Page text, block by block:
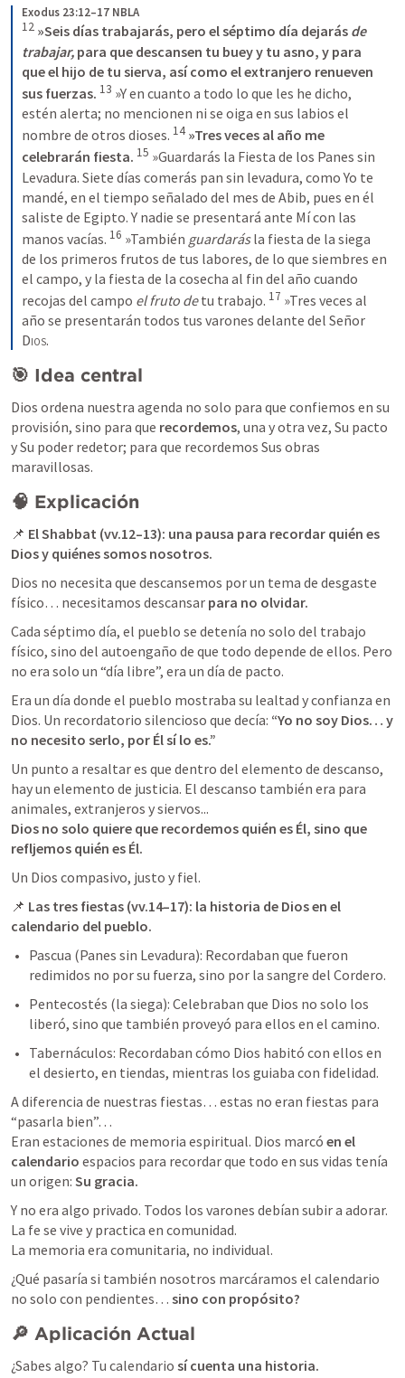
Exodus 23:12–17 NBLA
12 »Seis días trabajarás, pero el séptimo día dejarás de
trabajar, para que descansen tu buey y tu asno, y para
que el hijo de tu sierva, así como el extranjero renueven
sus fuerzas. 13 »Y en cuanto a todo lo que les he dicho,
estén alerta; no mencionen ni se oiga en sus labios el
nombre de otros dioses. 14 »Tres veces al año me
celebrarán fiesta. 15 »Guardarás la Fiesta de los Panes sin
Levadura. Siete días comerás pan sin levadura, como Yo te
mandé, en el tiempo señalado del mes de Abib, pues en él
saliste de Egipto. Y nadie se presentará ante Mí con las
manos vacías. 16 »También guardarás la fiesta de la siega
de los primeros frutos de tus labores, de lo que siembres en
el campo, y la fiesta de la cosecha al fin del año cuando
recojas del campo el fruto de tu trabajo. 17 »Tres veces al
Dios.
🎯 Idea central
Dios ordena nuestra agenda no solo para que confiemos en su
provisión, sino para que recordemos, una y otra vez, Su pacto
y Su poder redetor; para que recordemos Sus obras
maravillosas.
🧠 Explicación
📌 El Shabbat (vv.12–13): una pausa para recordar quién es
Dios y quiénes somos nosotros.
Dios no necesita que descansemos por un tema de desgaste
físico… necesitamos descansar para no olvidar.
Cada séptimo día, el pueblo se detenía no solo del trabajo
físico, sino del autoengaño de que todo depende de ellos. Pero
no era solo un “día libre”, era un día de pacto.
Era un día donde el pueblo mostraba su lealtad y confianza en
Dios. Un recordatorio silencioso que decía: “Yo no soy Dios… y
no necesito serlo, por Él sí lo es.”
Un punto a resaltar es que dentro del elemento de descanso,
hay un elemento de justicia. El descanso también era para
Dios no solo quiere que recordemos quién es Él, sino que
refljemos quién es Él.
Un Dios compasivo, justo y fiel.
📌 Las tres fiestas (vv.14–17): la historia de Dios en el
calendario del pueblo.
Pascua (Panes sin Levadura): Recordaban que fueron
redimidos no por su fuerza, sino por la sangre del Cordero.
Pentecostés (la siega): Celebraban que Dios no solo los
liberó, sino que también proveyó para ellos en el camino.
Tabernáculos: Recordaban cómo Dios habitó con ellos en
el desierto, en tiendas, mientras los guiaba con fidelidad.
A diferencia de nuestras fiestas… estas no eran fiestas para
“pasarla bien”…
Eran estaciones de memoria espiritual. Dios marcó en el
calendario espacios para recordar que todo en sus vidas tenía
un origen: Su gracia.
Y no era algo privado. Todos los varones debían subir a adorar.
La fe se vive y practica en comunidad.
La memoria era comunitaria, no individual.
¿Qué pasaría si también nosotros marcáramos el calendario
no solo con pendientes… sino con propósito?
🔎 Aplicación Actual
¿Sabes algo? Tu calendario sí cuenta una historia.